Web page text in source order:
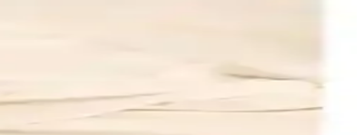
her iki ürünün günlük kullanım performansı inceleniyor.
şekilde karşılaştırılıyor.